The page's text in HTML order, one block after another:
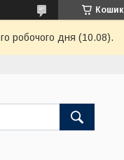
Кошик
робочого дня (10.08).